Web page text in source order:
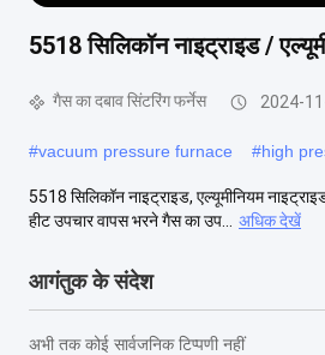
Time
5518 सिलिकॉन नाइट्राइड /
गैस का दबाव सिंटरिंग फर्नेस 2024-
#vacuum pressure furnace #high
5518 सिलिकॉन नाइट्राइड, एल्यूमीनियम
हीट उपचार वापस भरने गैस का उप...
अधिक देखें
आगंतुक के संदेश
अभी तक कोई सार्वजनिक टिप्पणी नहीं